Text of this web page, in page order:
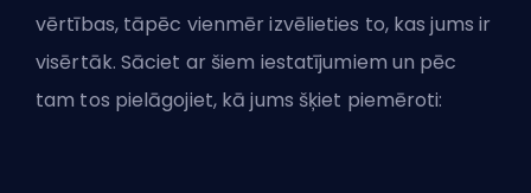
vērtības, tāpēc vienmēr izvēlieties to, kas jums ir
visērtāk. Sāciet ar šiem iestatījumiem un pēc
tam tos pielāgojiet, kā jums šķiet piemēroti: